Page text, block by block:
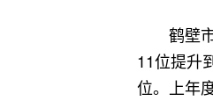
鹤壁
11位提升
位。上年